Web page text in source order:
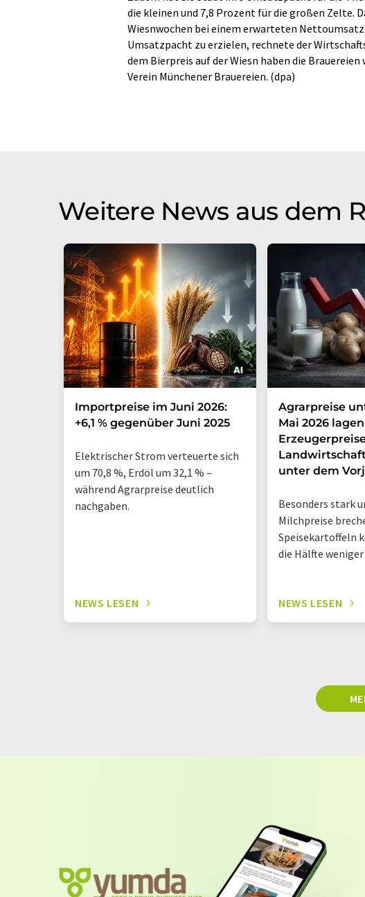
die kleinen und 7,8 Prozent für die großen Zelte.
Wiesnwochen bei einem erwarteten
Umsatzpacht zu erzielen, rechnete der
dem Bierpreis auf der Wiesn haben die
Verein Münchener Brauereien. (dpa)
Weitere News aus dem
Importpreise im Juni 2026:
+6,1 % gegenüber Juni 2025
Elektrischer Strom verteuerte sich
um 70,8 %, Erdöl um 32,1 % –
während Agrarpreise deutlich
nachgaben.
NEWS LESEN
Agrarpreise
Mai 2026
Landwirtschaft
unter dem
Besonders stark
Milchpreise
Speisekartoffeln
die Hälfte
NEWS LESEN